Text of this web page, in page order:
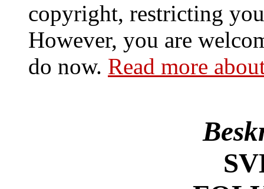
copyright, restricting
However, you are
do now. Read more